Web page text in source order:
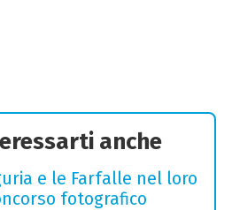
anche
e le Farfalle nel loro
fotografico